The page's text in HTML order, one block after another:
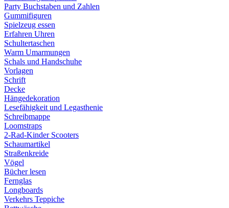
Party Buchstaben und Zahlen
Gummifiguren
Spielzeug essen
Erfahren Uhren
Schultertaschen
Warm Umarmungen
Schals und Handschuhe
Vorlagen
Schrift
Decke
Hängedekoration
Lesefähigkeit und Legasthenie
Schreibmappe
Loomstraps
2-Rad-Kinder Scooters
Schaumartikel
Straßenkreide
Vögel
Bücher lesen
Fernglas
Longboards
Verkehrs Teppiche